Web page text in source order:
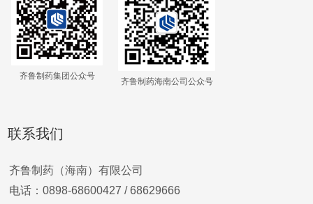
齐鲁制药集团公众号
齐鲁制药海南公司公众号
联系我们
齐鲁制药（海南）有限公司
电话：0898-68600427 /68629666